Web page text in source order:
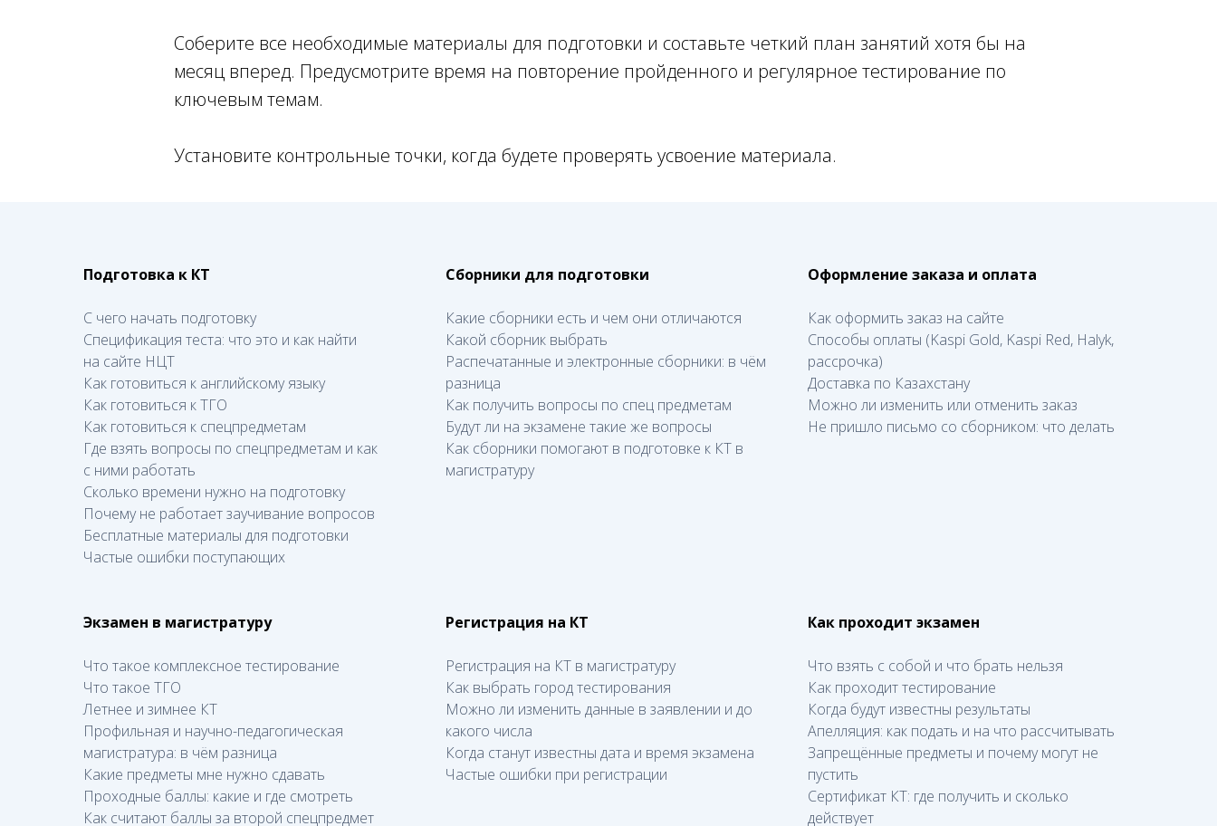
Соберите все необходимые материалы для подготовки и составьте четкий план занятий хотя бы на
месяц вперед. Предусмотрите время на повторение пройденного и регулярное тестирование по
ключевым темам.
Установите контрольные точки, когда будете проверять усвоение материала.
Подготовка к КТ
С чего начать подготовку
Спецификация теста: что это и как найти
на сайте НЦТ
Как готовиться к английскому языку
Как готовиться к ТГО
Как готовиться к спецпредметам
Где взять вопросы по спецпредметам и как
с ними работать
Сколько времени нужно на подготовку
Почему не работает заучивание вопросов
Бесплатные материалы для подготовки
Частые ошибки поступающих
Экзамен в магистратуру
Что такое комплексное тестирование
Что такое ТГО
Летнее и зимнее КТ
Профильная и научно-педагогическая
магистратура: в чём разница
Какие предметы мне нужно сдавать
Проходные баллы: какие и где смотреть
Как считают баллы за второй спецпредмет
Сборники для подготовки
Какие сборники есть и чем они отличаются
Какой сборник выбрать
Распечатанные и электронные сборники: в чём
разница
Как получить вопросы по спец предметам
Будут ли на экзамене такие же вопросы
Как сборники помогают в подготовке к КТ в
магистратуру
Регистрация на КТ
Регистрация на КТ в магистратуру
Как выбрать город тестирования
Можно ли изменить данные в заявлении и до
какого числа
Когда станут известны дата и время экзамена
Частые ошибки при регистрации
Оформление заказа и оплата
Как оформить заказ на сайте
Способы оплаты (Kaspi Gold, Kaspi Red, Halyk,
рассрочка)
Доставка по Казахстану
Можно ли изменить или отменить заказ
Не пришло письмо со сборником: что делать
Как проходит экзамен
Что взять с собой и что брать нельзя
Как проходит тестирование
Когда будут известны результаты
Апелляция: как подать и на что рассчитывать
Запрещённые предметы и почему могут не
пустить
Сертификат КТ: где получить и сколько
действует